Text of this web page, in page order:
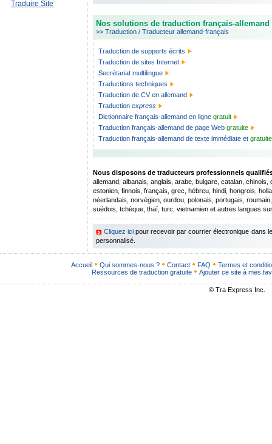
Traduire Site
Nos solutions de traduction français-allemand
>> Traduction / Traducteur allemand-français
Traduction de supports écrits
Traduction de sites Internet
Secrétariat multilingue
Traductions techniques
Traduction de CV en allemand
Traduction express
Dictionnaire français-allemand en ligne gratuit
Traduction français-allemand de page Web gratuite
Traduction français-allemand de texte immédiate et gratuite
Nous disposons de traducteurs professionnels
allemand, albanais, anglais, arabe, bulgare, catalan,
estonien, finnois, français, grec, hébreu, hindi, hongrois,
néerlandais, norvégien, ourdou, polonais, portugais,
suédois, tchèque, thaï, turc, vietnamien et autres langues
Cliquez ici pour recevoir par courrier électronique dans
personnalisé.
Accueil Qui sommes-nous ? Contact FAQ
Termes et
Ressources de traduction gratuite
Ajouter ce site à mes
© Tra Express Inc.